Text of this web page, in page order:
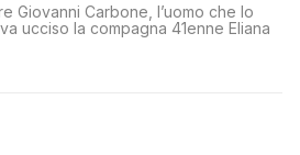
Giovanni Carbone, l’uomo che lo
ucciso la compagna 41enne Eliana